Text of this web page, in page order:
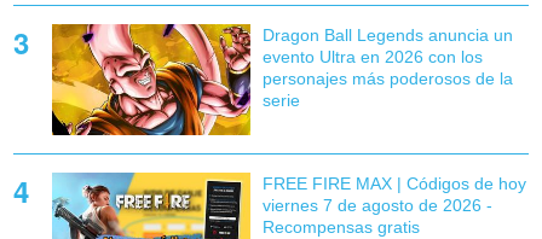
Dragon Ball Legends anuncia un
evento Ultra en 2026 con los
personajes más poderosos de la
serie
FREE FIRE MAX | Códigos de hoy
viernes 7 de agosto de 2026 -
Recompensas gratis